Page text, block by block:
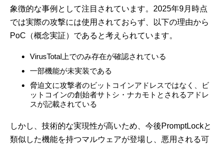
象徴的な事例として注目されています。2025年9月時点
では実際の攻撃には使用されておらず、以下の理由から
PoC（概念実証）であると考えられています。
VirusTotal上でのみ存在が確認されている
一部機能が未実装である
脅迫文に攻撃者のビットコインアドレスではなく、ビ
ットコインの創始者サトシ・ナカモトとされるアドレ
スが記載されている
しかし、技術的な実現性が高いため、今後PromptLockと
類似した機能を持つマルウェアが登場し、悪用される可